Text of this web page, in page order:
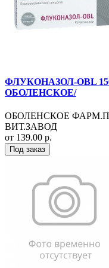
ФЛУКОНАЗОЛ-OBL
ОБОЛЕНСКОЕ/
ОБОЛЕНСКОЕ
ВИТ.ЗАВОД
от 139.00 р.
Под заказ